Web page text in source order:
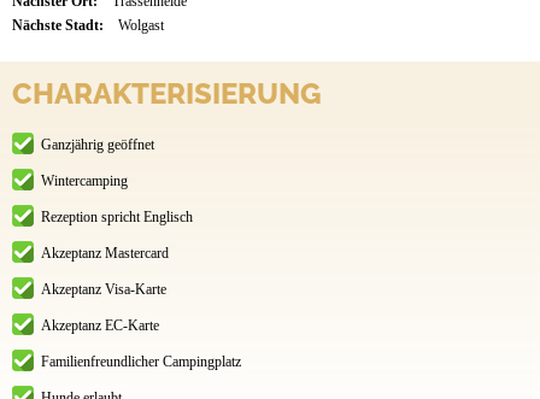
Nächste Stadt:
Wolgast
CHARAKTERISIERUNG
Ganzjährig geöffnet
Wintercamping
Rezeption spricht Englisch
Akzeptanz Mastercard
Akzeptanz Visa-Karte
Akzeptanz EC-Karte
Familienfreundlicher Campingplatz